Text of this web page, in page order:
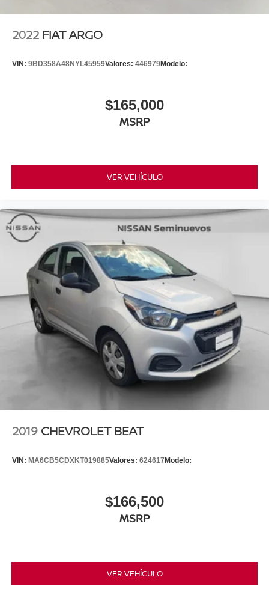
2022 FIAT ARGO
VIN: 9BD358A48NYL45959Valores: 446979Modelo:
$165,000
MSRP
VER VEHÍCULO
2019 CHEVROLET BEAT
VIN: MA6CB5CDXKT019885Valores: 624617Modelo:
$166,500
MSRP
VER VEHÍCULO